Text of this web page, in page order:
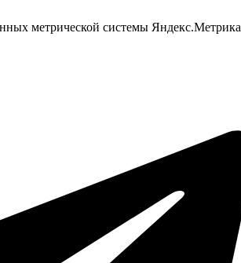
метрической системы Яндекс.Метрика